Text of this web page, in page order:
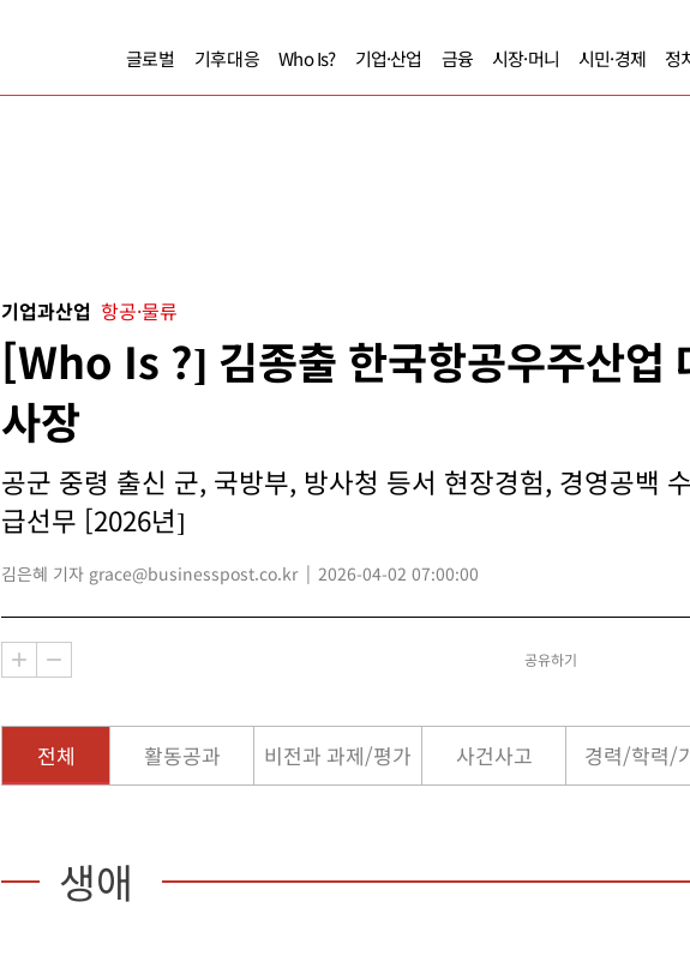
글로벌 기후대응 Who Is? 기업·산업 금융 시장·머니 시민·경제 정
기업과산업 항공·물류
[Who Is ?] 김종출 한국항공우주산업
사장
공군 중령 출신 군, 국방부, 방사청 등서 현장경험, 경영공백
급선무 [2026년]
김은혜 기자 grace@businesspost.co.kr 2026-04-02 07:00:00
공유하기
전체 활동공과 비전과 과제/평가 사건사고 경력/학력/
생애